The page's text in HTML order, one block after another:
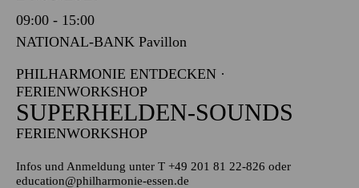
09:00 - 15:00
NATIONAL-BANK Pavillon
PHILHARMONIE ENTDECKEN ·
FERIENWORKSHOP
SUPERHELDEN-SOUNDS
FERIENWORKSHOP
Infos und Anmeldung unter T +49 201 81 22-826 oder
education@philharmonie-essen.de